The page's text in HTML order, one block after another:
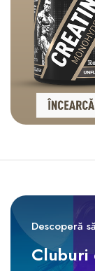
Descoperă
Cluburi